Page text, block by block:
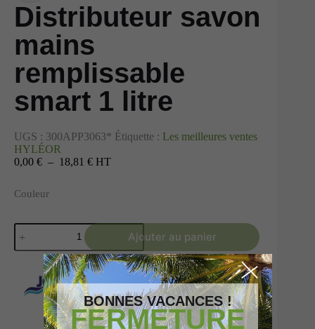
Distributeur savon
mains
remplissable
smart 1 litre
UGS : 300APP3063* Étiquette : Les meilleures ventes
HYLÉOR
0,00 € – 18,81 € HT
Couleur
Ajouter au panier
BONNES VACANCES !
FERMETURE